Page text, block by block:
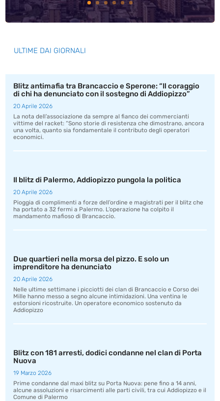
ULTIME DAI GIORNALI
Blitz antimafia tra Brancaccio e Sperone: “Il coraggio
di chi ha denunciato con il sostegno di Addiopizzo”
20 Aprile 2026
La nota dell’associazione da sempre al fianco dei commercianti
vittime del racket: “Sono storie di resistenza che dimostrano, ancora
una volta, quanto sia fondamentale il contributo degli operatori
economici.
Il blitz di Palermo, Addiopizzo pungola la politica
20 Aprile 2026
Pioggia di complimenti a forze dell’ordine e magistrati per il blitz che
ha portato a 32 fermi a Palermo. L’operazione ha colpito il
mandamento mafioso di Brancaccio.
Due quartieri nella morsa del pizzo. E solo un
imprenditore ha denunciato
20 Aprile 2026
Nelle ultime settimane i picciotti dei clan di Brancaccio e Corso dei
Mille hanno messo a segno alcune intimidazioni. Una ventina le
estorsioni ricostruite. Un operatore economico sostenuto da
Addiopizzo
Blitz con 181 arresti, dodici condanne nel clan di Porta
Nuova
19 Marzo 2026
Prime condanne dal maxi blitz su Porta Nuova: pene fino a 14 anni,
alcune assoluzioni e risarcimenti alle parti civili, tra cui Addiopizzo e il
Comune di Palermo